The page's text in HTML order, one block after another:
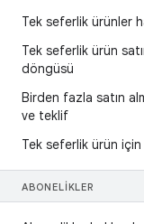
Tek seferlik ürünler
Tek seferlik ürün
döngüsü
Birden fazla satın
ve teklif
Tek seferlik ürün
ABONELIKLER